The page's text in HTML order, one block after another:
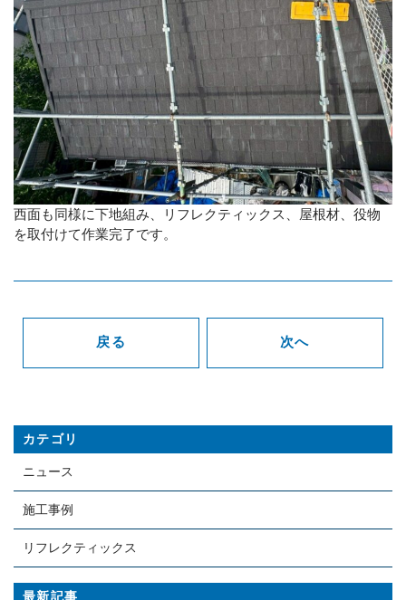
西面も同様に下地組み、リフレクティックス、屋根材、役物
を取付けて作業完了です。
戻る 次へ
カテゴリ
ニュース
施工事例
リフレクティックス
最新記事